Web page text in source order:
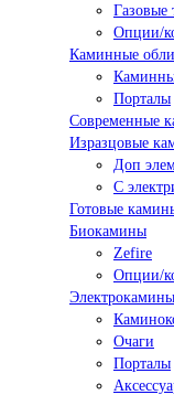
Газовые
Опции/
Каминные
Порталы
Современные
Изразцовые
Доп
С
Готовые
Биокамины
Zefire
Опции/
Электрокамины
Очаги
Порталы